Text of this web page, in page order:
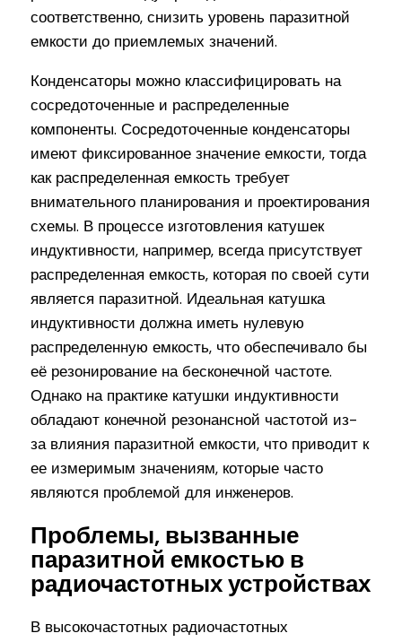
соответственно, снизить уровень паразитной
емкости до приемлемых значений.
Конденсаторы можно классифицировать на
сосредоточенные и распределенные
компоненты. Сосредоточенные конденсаторы
имеют фиксированное значение емкости, тогда
как распределенная емкость требует
внимательного планирования и проектирования
схемы. В процессе изготовления катушек
индуктивности, например, всегда присутствует
распределенная емкость, которая по своей сути
является паразитной. Идеальная катушка
индуктивности должна иметь нулевую
распределенную емкость, что обеспечивало бы
её резонирование на бесконечной частоте.
Однако на практике катушки индуктивности
обладают конечной резонансной частотой из-
за влияния паразитной емкости, что приводит к
ее измеримым значениям, которые часто
являются проблемой для инженеров.
Проблемы, вызванные
паразитной емкостью в
радиочастотных устройствах
В высокочастотных радиочастотных